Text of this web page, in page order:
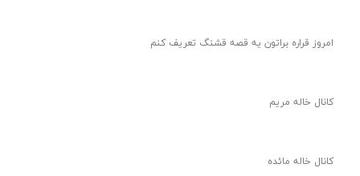
امروز قراره براتون یه قصه قشنگ تعریف کنم
کانال خاله مریم
کانال خاله مائده